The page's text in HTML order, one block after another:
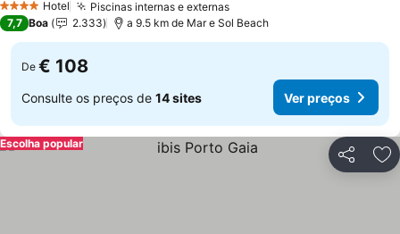
4 EstrelasHotel Piscinas internas e externasVer preços
7,7 Boa 2.333 a 9.5 km de Mar e Sol Beach
De € 108
Consulte os preços de 14 sites Ver preços
Partilhar
Escolha popular